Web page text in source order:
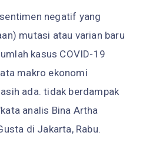
negatif yang
mutasi atau varian baru
kasus COVID-19
makro ekonomi
ada. tidak berdampak
analis Bina Artha
di Jakarta, Rabu.